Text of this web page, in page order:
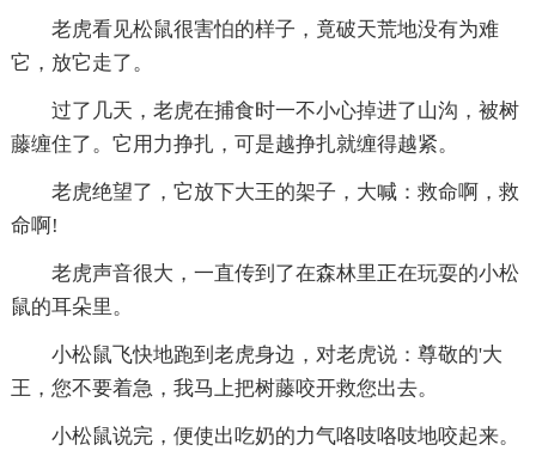
老虎看见松鼠很害怕的样子，竟破天荒地没有为难
它，放它走了。
过了几天，老虎在捕食时一不小心掉进了山沟，被树
藤缠住了。它用力挣扎，可是越挣扎就缠得越紧。
老虎绝望了，它放下大王的架子，大喊：救命啊，救
命啊!
老虎声音很大，一直传到了在森林里正在玩耍的小松
鼠的耳朵里。
小松鼠飞快地跑到老虎身边，对老虎说：尊敬的'大
王，您不要着急，我马上把树藤咬开救您出去。
小松鼠说完，便使出吃奶的力气咯吱咯吱地咬起来。